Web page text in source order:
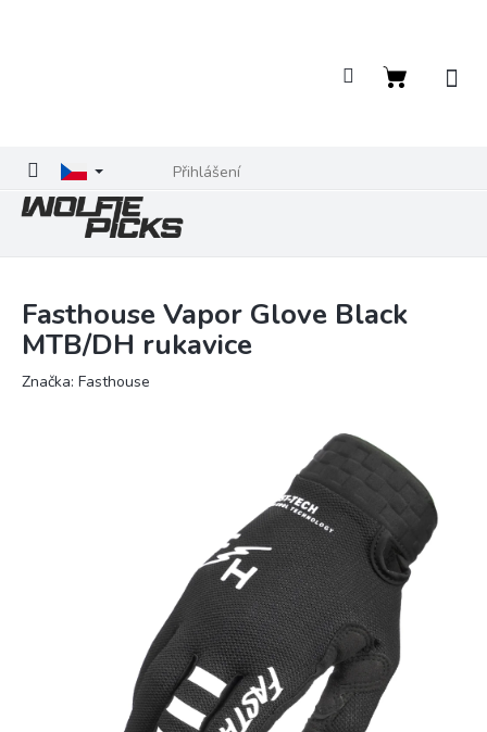
Přihlášení
Nákupní
Fasthouse Vapor Glove Black
MTB/DH rukavice
Značka: Fasthouse